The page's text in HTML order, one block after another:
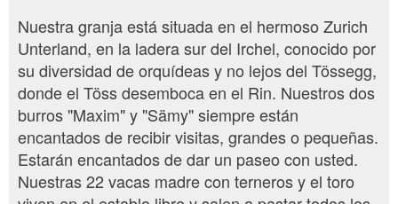
Nuestra granja está situada en el hermoso Zurich
Unterland, en la ladera sur del Irchel, conocido por
su diversidad de orquídeas y no lejos del Tössegg,
donde el Töss desemboca en el Rin. Nuestros dos
burros "Maxim" y "Sämy" siempre están
encantados de recibir visitas, grandes o pequeñas.
Estarán encantados de dar un paseo con usted.
Nuestras 22 vacas madre con terneros y el toro